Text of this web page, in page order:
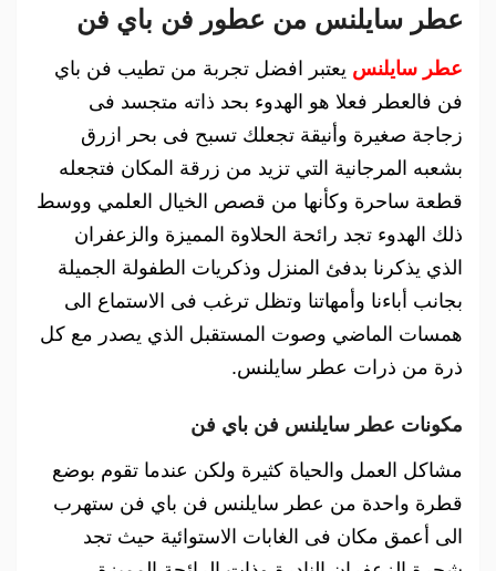
عطر سايلنس من عطور فن باي فن
عطر سايلنس يعتبر افضل تجربة من تطيب فن باي
فن فالعطر فعلا هو الهدوء بحد ذاته متجسد فى
زجاجة صغيرة وأنيقة تجعلك تسبح فى بحر ازرق
بشعبه المرجانية التي تزيد من زرقة المكان فتجعله
قطعة ساحرة وكأنها من قصص الخيال العلمي ووسط
ذلك الهدوء تجد رائحة الحلاوة المميزة والزعفران
الذي يذكرنا بدفئ المنزل وذكريات الطفولة الجميلة
بجانب أباءنا وأمهاتنا وتظل ترغب فى الاستماع الى
همسات الماضي وصوت المستقبل الذي يصدر مع كل
ذرة من ذرات عطر سايلنس.
مكونات عطر سايلنس فن باي فن
مشاكل العمل والحياة كثيرة ولكن عندما تقوم بوضع
قطرة واحدة من عطر سايلنس فن باي فن ستهرب
الى أعمق مكان فى الغابات الاستوائية حيث تجد